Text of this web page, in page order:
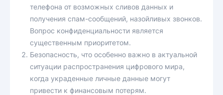
телефона от возможных сливов данных и
получения спам-сообщений, назойливых звонков.
Вопрос конфиденциальности является
существенным приоритетом.
Безопасность, что особенно важно в актуальной
ситуации распространения цифрового мира,
когда украденные личные данные могут
привести к финансовым потерям.